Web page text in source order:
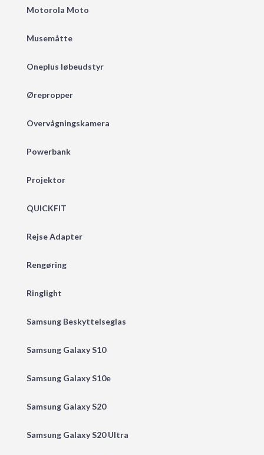
Motorola Moto
Musemåtte
Oneplus løbeudstyr
Ørepropper
Overvågningskamera
Powerbank
Projektor
QUICKFIT
Rejse Adapter
Rengøring
Ringlight
Samsung Beskyttelseglas
Samsung Galaxy S10
Samsung Galaxy S10e
Samsung Galaxy S20
Samsung Galaxy S20 Ultra